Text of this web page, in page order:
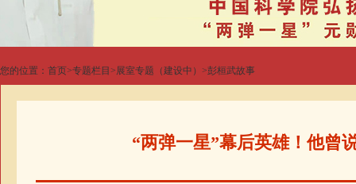
您的位置： 首页>专题栏目 >展室专题（建设中） >彭桓武故事
“两弹一星”幕后英雄！他曾